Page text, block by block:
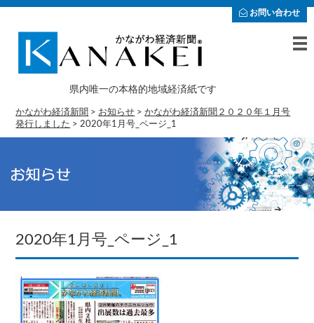
お問い合わせ
県内唯一の本格的地域経済紙です
かながわ経済新聞 > お知らせ >かながわ経済新聞２０２０年１月号
発行しました > 2020年1月号_ページ_1
2020年1月号_ページ_1